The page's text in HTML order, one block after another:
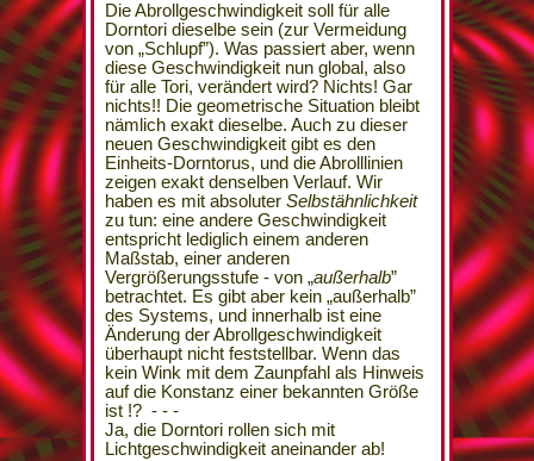
Die Abrollgeschwindigkeit soll für alle
Dorntori dieselbe sein (zur Vermeidung
von „Schlupf”). Was passiert aber, wenn
diese Geschwindigkeit nun global, also
für alle Tori, verändert wird? Nichts! Gar
nichts!! Die geometrische Situation bleibt
nämlich exakt dieselbe. Auch zu dieser
neuen Geschwindigkeit gibt es den
Einheits-Dorntorus, und die Abrolllinien
zeigen exakt denselben Verlauf. Wir
haben es mit absoluter Selbstähnlichkeit
zu tun: eine andere Geschwindigkeit
entspricht lediglich einem anderen
Maßstab, einer anderen
Vergrößerungsstufe - von „außerhalb”
betrachtet. Es gibt aber kein „außerhalb”
des Systems, und innerhalb ist eine
Änderung der Abrollgeschwindigkeit
überhaupt nicht feststellbar. Wenn das
kein Wink mit dem Zaunpfahl als Hinweis
auf die Konstanz einer bekannten Größe
ist !? - - -
Ja, die Dorntori rollen sich mit
Lichtgeschwindigkeit aneinander ab!